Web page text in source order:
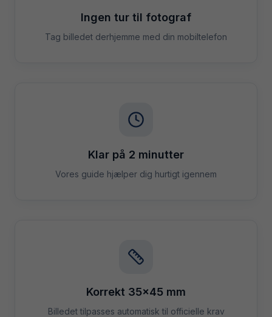
Ingen tur til fotograf
Tag billedet derhjemme med din mobiltelefon
Klar på 2 minutter
Vores guide hjælper dig hurtigt igennem
Korrekt 35×45 mm
Billedet tilpasses automatisk til officielle krav